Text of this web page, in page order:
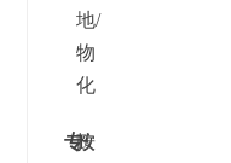
地/
物
化
专按
政